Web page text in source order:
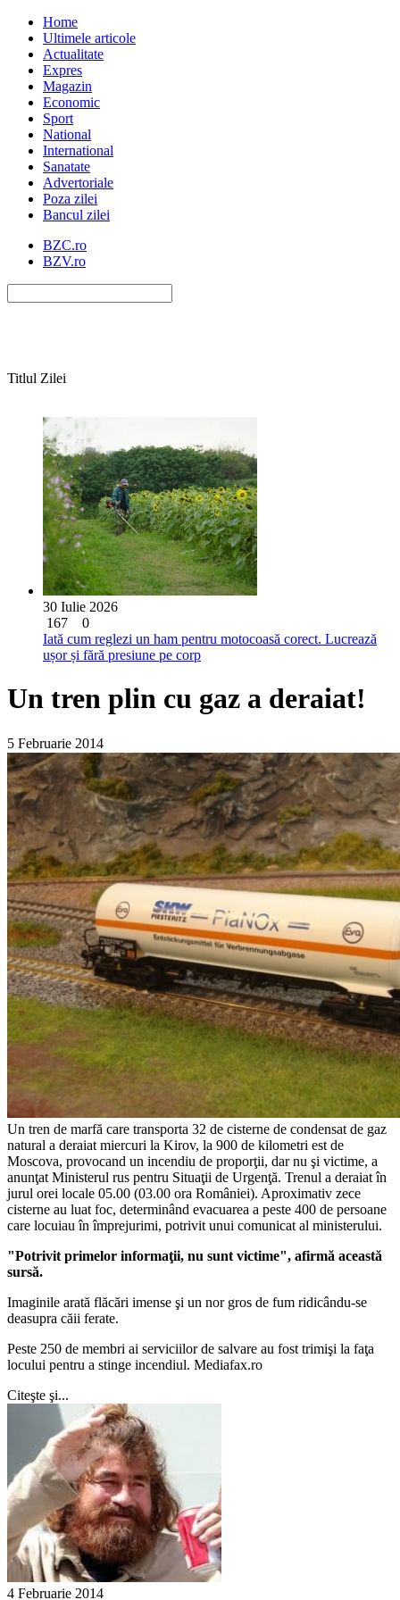
Home
Ultimele articole
Actualitate
Expres
Magazin
Economic
Sport
National
International
Sanatate
Advertoriale
Poza zilei
Bancul zilei
BZC.ro
BZV.ro
Titlul Zilei
30 Iulie 2026
167
0
Iată cum reglezi un ham pentru motocoasă corect. Lucrează
ușor și fără presiune pe corp
Un tren plin cu gaz a deraiat!
5 Februarie 2014
Un tren de marfă care transporta 32 de cisterne de condensat de gaz
natural a deraiat miercuri la Kirov, la 900 de kilometri est de
Moscova, provocand un incendiu de proporţii, dar nu şi victime, a
anunţat Ministerul rus pentru Situaţii de Urgenţă. Trenul a deraiat în
jurul orei locale 05.00 (03.00 ora României). Aproximativ zece
cisterne au luat foc, determinând evacuarea a peste 400 de persoane
care locuiau în împrejurimi, potrivit unui comunicat al ministerului.
"Potrivit primelor informaţii, nu sunt victime", afirmă această
sursă.
Imaginile arată flăcări imense şi un nor gros de fum ridicându-se
deasupra căii ferate.
Peste 250 de membri ai serviciilor de salvare au fost trimişi la faţa
locului pentru a stinge incendiul. Mediafax.ro
Citeşte şi...
4 Februarie 2014